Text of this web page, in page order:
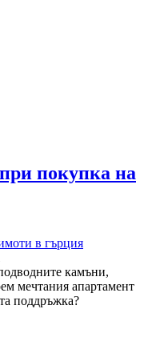
покупка на
в гърция
камъни,
мечтания апартамент
поддръжка?